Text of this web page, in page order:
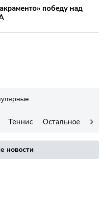
Теннис Остальное
новости
победу над